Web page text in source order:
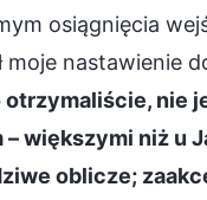
osiągnięcia
nastawienie
otrzymaliście, nie
większymi niż u
oblicze;